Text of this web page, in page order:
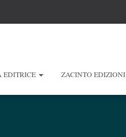
EDITRICE ZACINTO EDIZIONI